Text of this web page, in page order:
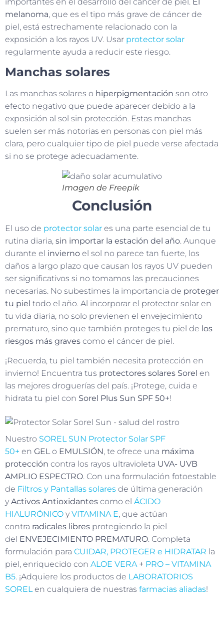
melanoma, que es el tipo más grave de cáncer de
piel, está estrechamente relacionado con la
exposición a los rayos UV. Usar protector solar
regularmente ayuda a reducir este riesgo.
Manchas solares
Las manchas solares o hiperpigmentación son otro
efecto negativo que puede aparecer debido a la
exposición al sol sin protección. Estas manchas
suelen ser más notorias en personas con piel más
clara, pero cualquier tipo de piel puede verse afectada
si no se protege adecuadamente.
Imagen de Freepik
Conclusión
El uso de protector solar es una parte esencial de tu
rutina diaria, sin importar la estación del año. Aunque
durante el invierno el sol no parece tan fuerte, los
daños a largo plazo que causan los rayos UV pueden
ser significativos si no tomamos las precauciones
necesarias. No subestimes la importancia de proteger
tu piel todo el año. Al incorporar el protector solar en
tu vida diaria, no solo previenen el envejecimiento
prematuro, sino que también proteges tu piel de los
riesgos más graves como el cáncer de piel.
¡Recuerda, tu piel también necesita protección en
invierno! Encuentra tus protectores solares Sorel en
las mejores droguerías del país. ¡Protege, cuida e
hidrata tu piel con Sorel Plus Sun SPF 50+!
Nuestro SOREL SUN Protector Solar SPF
50+ en GEL o EMULSIÓN, te ofrece una máxima
protección contra los rayos ultravioleta UVA- UVB
AMPLIO ESPECTRO. Con una formulación fotoestable
de Filtros y Pantallas solares de última generación
y Activos Antioxidantes como el ÁCIDO
HIALURÓNICO y VITAMINA E, que actúan
contra radicales libres protegiendo la piel
del ENVEJECIMIENTO PREMATURO. Completa
formulación para CUIDAR, PROTEGER e HIDRATAR la
piel, enriquecido con ALOE VERA + PRO – VITAMINA
B5. ¡Adquiere los productos de LABORATORIOS
SOREL en cualquiera de nuestras farmacias aliadas!